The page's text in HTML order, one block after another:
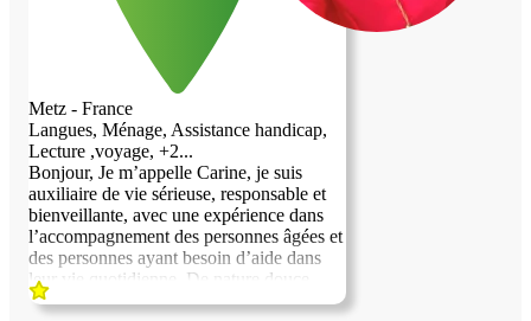
Metz - France
Langues, Ménage, Assistance handicap,
Lecture ,voyage, +2...
Bonjour, Je m’appelle Carine, je suis
auxiliaire de vie sérieuse, responsable et
bienveillante, avec une expérience dans
l’accompagnement des personnes âgées et
des personnes ayant besoin d’aide dans
leur vie quotidienne. De nature douce,
patiente et à l’écoute, j’accorde une